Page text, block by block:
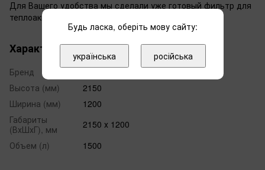
Для Вашего удобства мы сделали уже готовый фильтр для
теплоаккумуляторов на
Характеристики
Бренд
Теплобак
Высота (мм)
2150
Ширина (мм)
1200
Габариты
(ВхШхГ), мм
2150 х 1200
Объем (л)
1500
Будь ласка, оберіть мову сайту:
українська російська